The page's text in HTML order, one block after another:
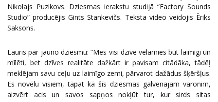
Nikolajs Puzikovs. Dziesmas ierakstu studijā “Factory Sounds
Studio” producējis Gints Stankevičs. Teksta video veidojis Ēriks
Saksons.
Lauris par jauno dziesmu: “Mēs visi dzīvē vēlamies būt laimīgi un
mīlēti, bet dzīves realitāte dažkārt ir pavisam citādāka, tādēļ
meklējam savu ceļu uz laimīgo zemi, pārvarot dažādus šķēršļus.
Es novēlu visiem, tāpat kā šīs dziesmas galvenajam varonim,
aizvērt acis un savos sapņos nokļūt tur, kur sirds sitas